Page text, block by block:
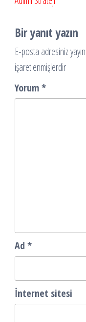
Bir yanıt yazın
E-posta adresiniz
işaretlenmişlerdir
Yorum*
Ad *
İnternet sitesi